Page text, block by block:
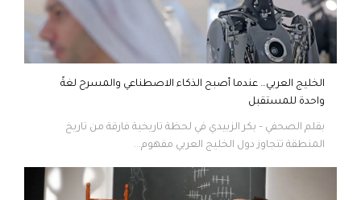
الخليج العربي… عندما أصبح الذكاء الاصطناعي والمسرح لغةً
واحدة للمستقبل
بقلم الصحفي – بكر الزبيدي في لحظة تاريخية فارقة من تاريخ
المنطقة تتجاوز دول الخليج العربي مفهوم...